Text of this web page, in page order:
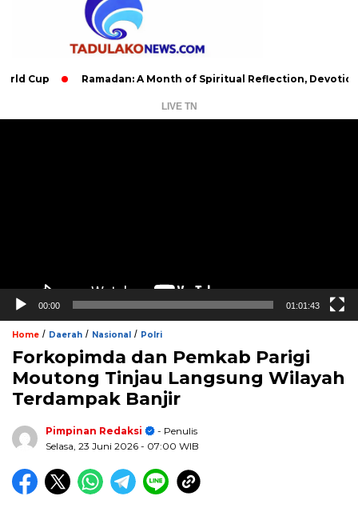
Ramadan: A Month of Spiritual Reflection, Devotion, and
LIVE TN
00:00 01:01:43
Home / Daerah / Nasional / Polri
Forkopimda dan Pemkab Parigi
Moutong Tinjau Langsung Wilayah
Terdampak Banjir
Pimpinan Redaksi
- Penulis
Selasa, 23 Juni 2026 - 07:00 WIB